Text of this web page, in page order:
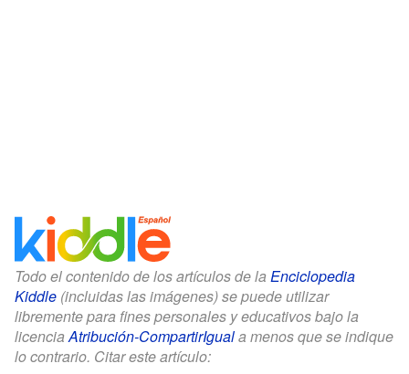
Todo el contenido de los artículos de la Enciclopedia
Kiddle (incluidas las imágenes) se puede utilizar
libremente para fines personales y educativos bajo la
licenciaAtribución-CompartirIguala menos que se indique
lo contrario. Citar este artículo: